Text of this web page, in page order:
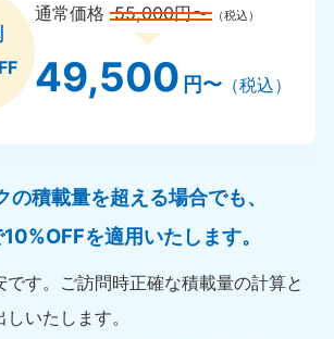
通常価格55,000円〜 （税込）
49,500 円〜（税込）
の積載量を超える場合でも、
を適用いたします。
です。ご訪問時正確な積載量の計算と
いたします。